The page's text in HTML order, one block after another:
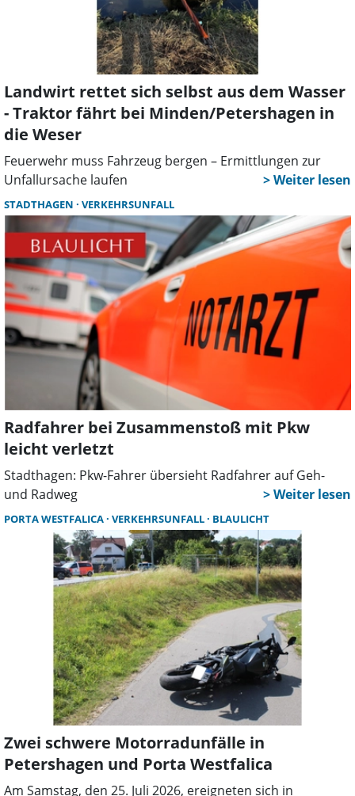
Landwirt rettet sich selbst aus dem Wasser
- Traktor fährt bei Minden/Petershagen in
die Weser
Feuerwehr muss Fahrzeug bergen – Ermittlungen zur
Unfallursache laufen
STADTHAGEN VERKEHRSUNFALL
Radfahrer bei Zusammenstoß mit Pkw
leicht verletzt
Stadthagen: Pkw-Fahrer übersieht Radfahrer auf Geh-
und Radweg
PORTA WESTFALICA VERKEHRSUNFALL BLAULICHT
Zwei schwere Motorradunfälle in
Petershagen und Porta Westfalica
Am Samstag, den 25. Juli 2026, ereigneten sich in